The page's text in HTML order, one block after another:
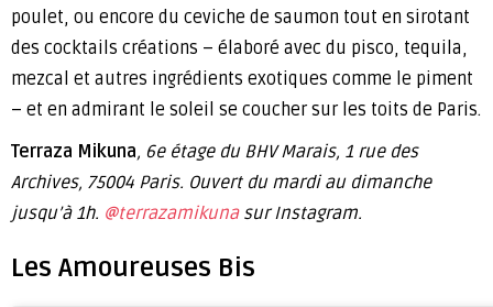
poulet, ou encore du ceviche de saumon tout en sirotant
des cocktails créations – élaboré avec du pisco, tequila,
mezcal et autres ingrédients exotiques comme le piment
– et en admirant le soleil se coucher sur les toits de Paris.
Terraza Mikuna, 6e étage du BHV Marais, 1 rue des
Archives, 75004 Paris. Ouvert du mardi au dimanche
jusqu’à 1h. @terrazamikunasur Instagram.
Les Amoureuses Bis